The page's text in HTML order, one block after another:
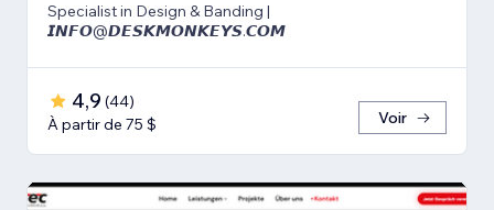
Specialist in Design & Banding |
𝙄𝙉𝙁𝙊@𝘿𝙀𝙎𝙆𝙈𝙊𝙉𝙆𝙀𝙔𝙎.𝘾𝙊𝙈
4,9 (44)
À partir de 75 $
Voir